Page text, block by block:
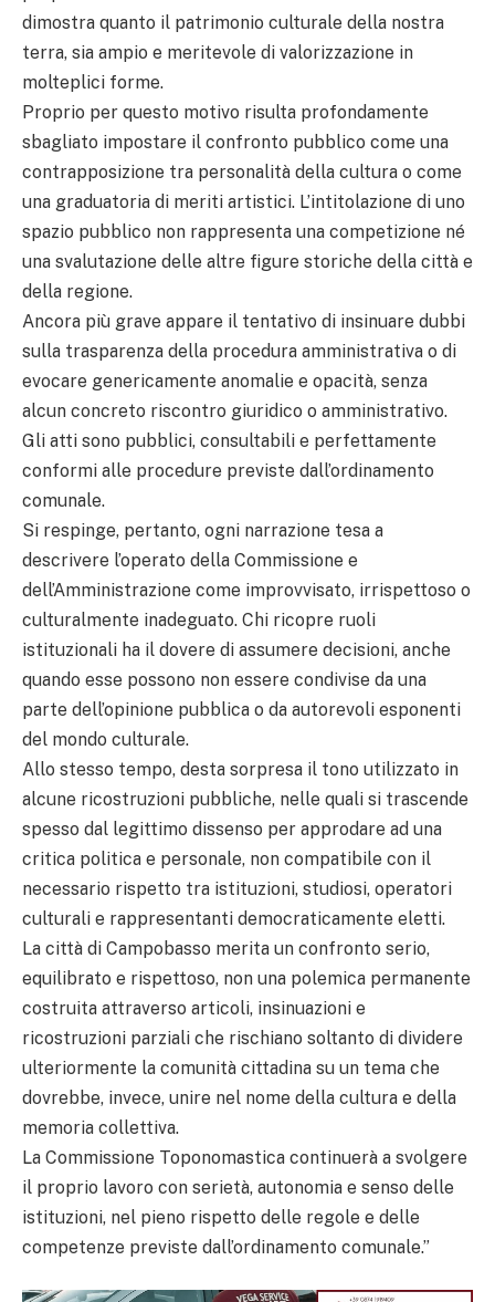
dimostra quanto il patrimonio culturale della nostra
terra, sia ampio e meritevole di valorizzazione in
molteplici forme.
Proprio per questo motivo risulta profondamente
sbagliato impostare il confronto pubblico come una
contrapposizione tra personalità della cultura o come
una graduatoria di meriti artistici. L’intitolazione di uno
spazio pubblico non rappresenta una competizione né
una svalutazione delle altre figure storiche della città e
della regione.
Ancora più grave appare il tentativo di insinuare dubbi
sulla trasparenza della procedura amministrativa o di
evocare genericamente anomalie e opacità, senza
alcun concreto riscontro giuridico o amministrativo.
Gli atti sono pubblici, consultabili e perfettamente
conformi alle procedure previste dall’ordinamento
comunale.
Si respinge, pertanto, ogni narrazione tesa a
descrivere l’operato della Commissione e
dell’Amministrazione come improvvisato, irrispettoso o
culturalmente inadeguato. Chi ricopre ruoli
istituzionali ha il dovere di assumere decisioni, anche
quando esse possono non essere condivise da una
parte dell’opinione pubblica o da autorevoli esponenti
del mondo culturale.
Allo stesso tempo, desta sorpresa il tono utilizzato in
alcune ricostruzioni pubbliche, nelle quali si trascende
spesso dal legittimo dissenso per approdare ad una
critica politica e personale, non compatibile con il
necessario rispetto tra istituzioni, studiosi, operatori
culturali e rappresentanti democraticamente eletti.
La città di Campobasso merita un confronto serio,
equilibrato e rispettoso, non una polemica permanente
costruita attraverso articoli, insinuazioni e
ricostruzioni parziali che rischiano soltanto di dividere
ulteriormente la comunità cittadina su un tema che
dovrebbe, invece, unire nel nome della cultura e della
memoria collettiva.
La Commissione Toponomastica continuerà a svolgere
il proprio lavoro con serietà, autonomia e senso delle
istituzioni, nel pieno rispetto delle regole e delle
competenze previste dall’ordinamento comunale.”